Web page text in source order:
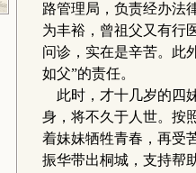
路管理局，负责经办法
为丰裕，曾祖父又有行
问诊，实在是辛苦。此
如父”的责任。
此时，才十几岁的四
身，将不久于人世。按
着妹妹牺牲青春，再受
振华带出桐城，支持帮